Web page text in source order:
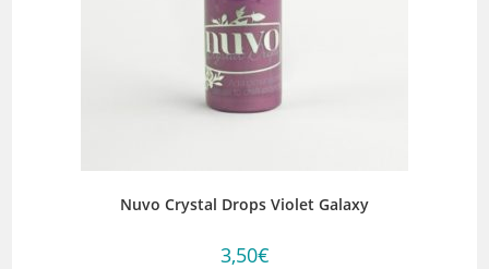
Nuvo Crystal Drops Violet Galaxy
3,50€